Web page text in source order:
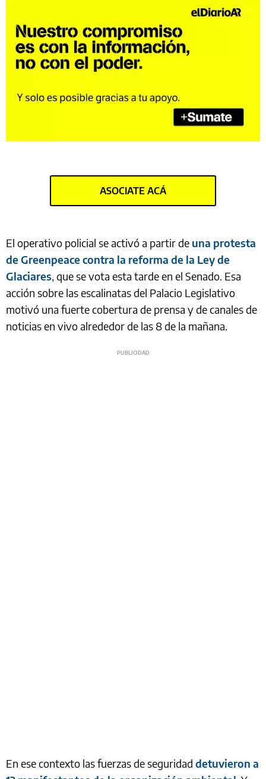
ASOCIATE ACÁ
El operativo policial se activó a partir de una protesta
de Greenpeace contra la reforma de la Ley de
Glaciares, que se vota esta tarde en el Senado. Esa
acción sobre las escalinatas del Palacio Legislativo
motivó una fuerte cobertura de prensa y de canales de
noticias en vivo alrededor de las 8 de la mañana.
En ese contexto las fuerzas de seguridad detuvieron a